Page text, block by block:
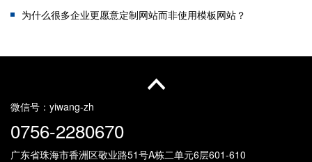
为什么很多企业更愿意定制网站而非使用模板网站？
珠海网站建设策划方案，珠海建站公司怎么做？
响应式网站--现互联网下网站建设趋势
微信号： yiwang-zh
0756-2280670
广东省珠海市香洲区敬业路51号A栋二单元6层601-610